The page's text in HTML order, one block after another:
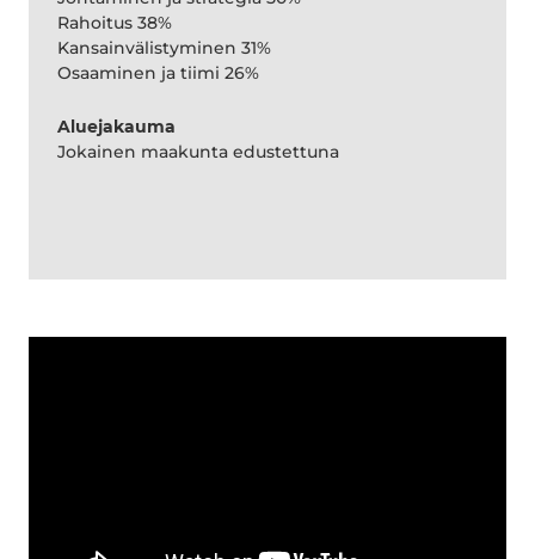
Rahoitus 38%
Kansainvälistyminen 31%
Osaaminen ja tiimi 26%
Aluejakauma
Jokainen maakunta edustettuna